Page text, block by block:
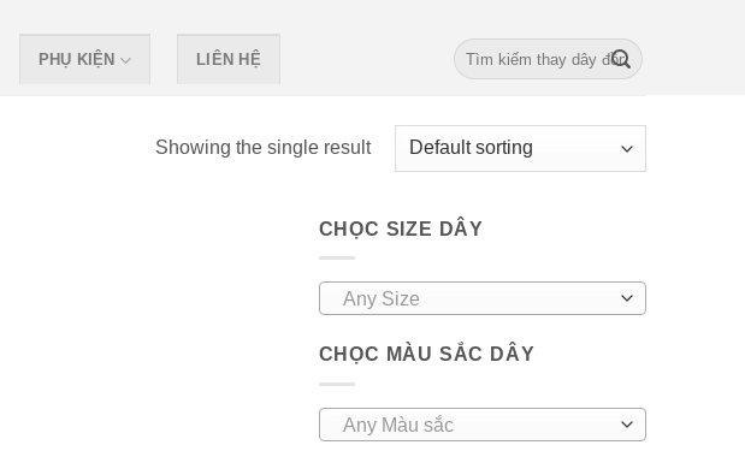
PHỤ KIỆN LIÊN HỆ
Search
for:
Showing the single result
CHỌC SIZE DÂY
Any Size
CHỌC MÀU SẮC DÂY
Any Màu sắc